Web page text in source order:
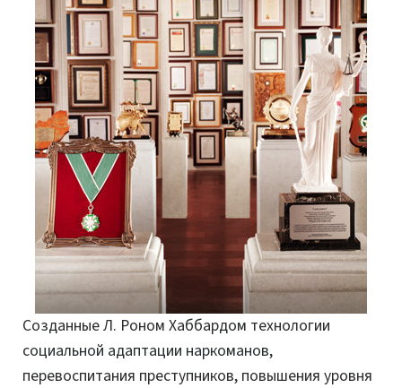
Созданные Л. Роном Хаббардом технологии
социальной адаптации наркоманов,
перевоспитания преступников, повышения уровня